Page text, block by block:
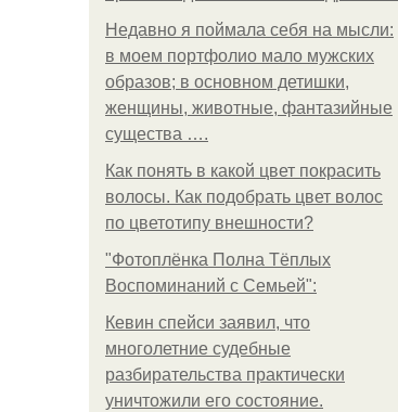
Недавно я поймала себя на мысли:
в моем портфолио мало мужских
образов; в основном детишки,
женщины, животные, фантазийные
существа ….
Как понять в какой цвет покрасить
волосы. Как подобрать цвет волос
по цветотипу внешности?
"Фотоплёнка Полна Тёплых
Воспоминаний с Семьей":
Кевин спейси заявил, что
многолетние судебные
разбирательства практически
уничтожили его состояние.